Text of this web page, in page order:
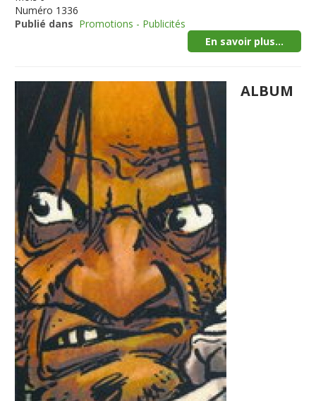
Numéro 1336
Publié dans Promotions - Publicités
En savoir plus...
ALBUM